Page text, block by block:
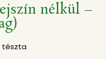
nélkül –
tészta